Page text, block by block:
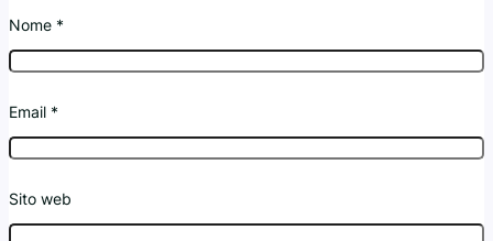
Nome *
Email *
Sito web